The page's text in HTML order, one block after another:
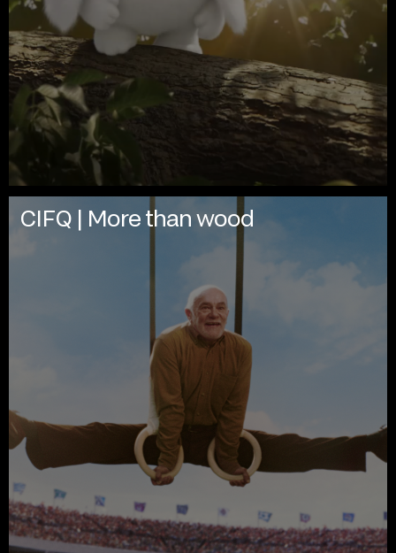
CIFQ | More than wood